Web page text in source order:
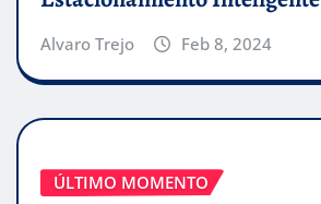
Alvaro Trejo Feb 8, 2024
ÚLTIMO MOMENTO